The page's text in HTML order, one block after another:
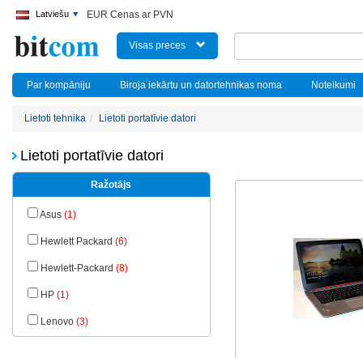
Latviešu EUR Cenas ar PVN
Visas preces
Par kompāniju Biroja iekārtu un datortehnikas noma Noteikumi
Lietoti tehnika Lietoti portatīvie datori
Lietoti portatīvie datori
Ražotājs
Asus (1)
Hewlett Packard (6)
Hewlett-Packard (8)
HP (1)
Lenovo (3)